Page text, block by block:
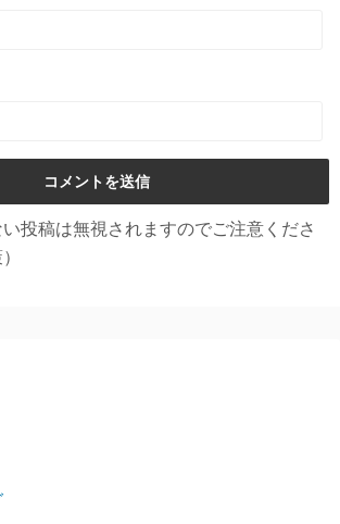
投稿は無視されますのでご注意くださ